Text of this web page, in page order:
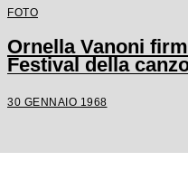
FOTO
Ornella Vanoni
Festival della
30 GENNAIO 1968